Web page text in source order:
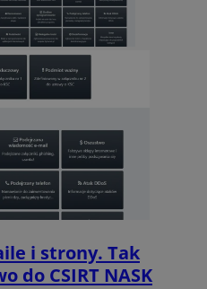
i strony. Tak
do CSIRT NASK